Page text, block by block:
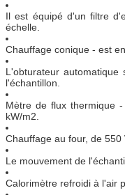
Il est équipé d'un filtre
échelle.
Chauffage conique - est
L'obturateur
l'échantillon.
Mètre de flux thermique
kW/m2.
Chauffage au four, de 550
Le mouvement de
Calorimètre refroidi à l'air